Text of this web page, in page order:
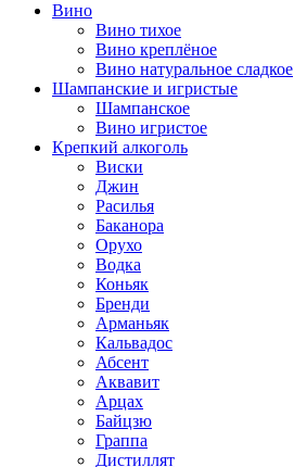
Вино
Вино тихое
Вино креплёное
Вино натуральное сладкое
Шампанские и игристые
Шампанское
Вино игристое
Крепкий алкоголь
Виски
Джин
Расилья
Баканора
Орухо
Водка
Коньяк
Бренди
Арманьяк
Кальвадос
Абсент
Аквавит
Арцах
Байцзю
Граппа
Дистиллят